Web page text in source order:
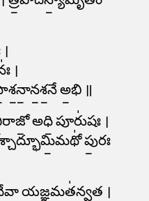
।
అ॒భి ॥
అధి॒ పూరు॑షః ।
పు॒రః
య॒జ్ఞమత॑న్వత ।